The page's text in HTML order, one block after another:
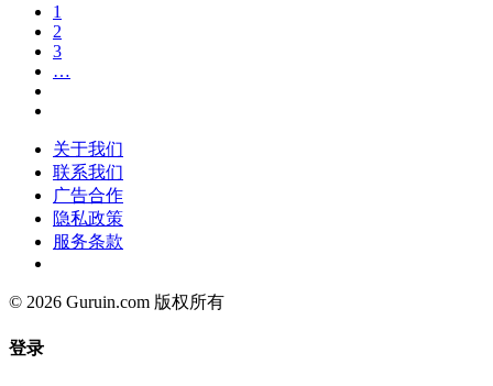
1
2
3
…
关于我们
联系我们
广告合作
隐私政策
服务条款
© 2026 Guruin.com 版权所有
登录